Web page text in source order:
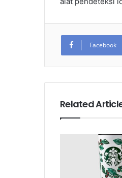
Facebook
Related